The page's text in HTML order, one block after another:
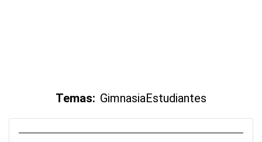
Temas: GimnasiaEstudiantes